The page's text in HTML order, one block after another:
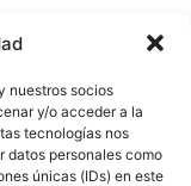
nuestros socios
y/o acceder a la
tecnologías nos
datos personales como
únicas (IDs) en este
Artículo siguiente
sostenible?